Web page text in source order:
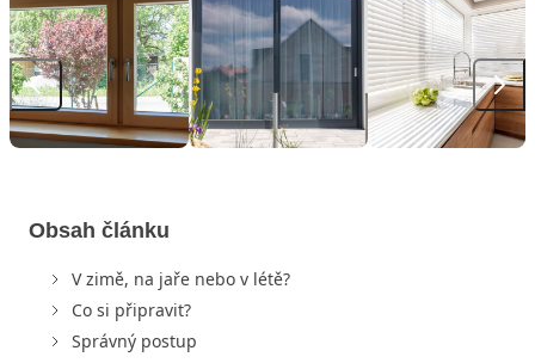
Obsah článku
V zimě, na jaře nebo v létě?
Co si připravit?
Správný postup